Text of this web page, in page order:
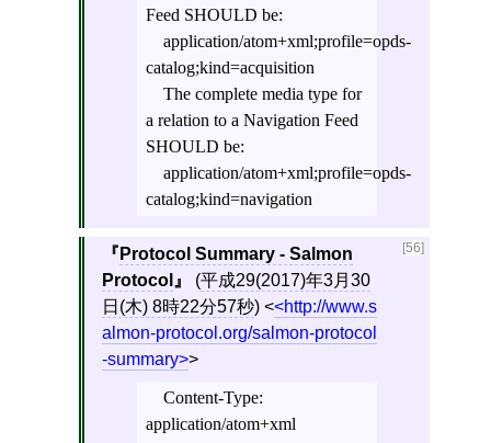
Feed SHOULD be:
application/atom+xml;profile=opds-
catalog;kind=acquisition
The complete media type for
a relation to a Navigation Feed
SHOULD be:
application/atom+xml;profile=opds-
catalog;kind=navigation
[56]
Protocol Summary - Salmon
Protocol
(平成29(2017)年3月30
日(木) 8時22分57秒) < http://www.s
almon-protocol.org/salmon-protocol
-summary >
Content-Type:
application/atom+xml